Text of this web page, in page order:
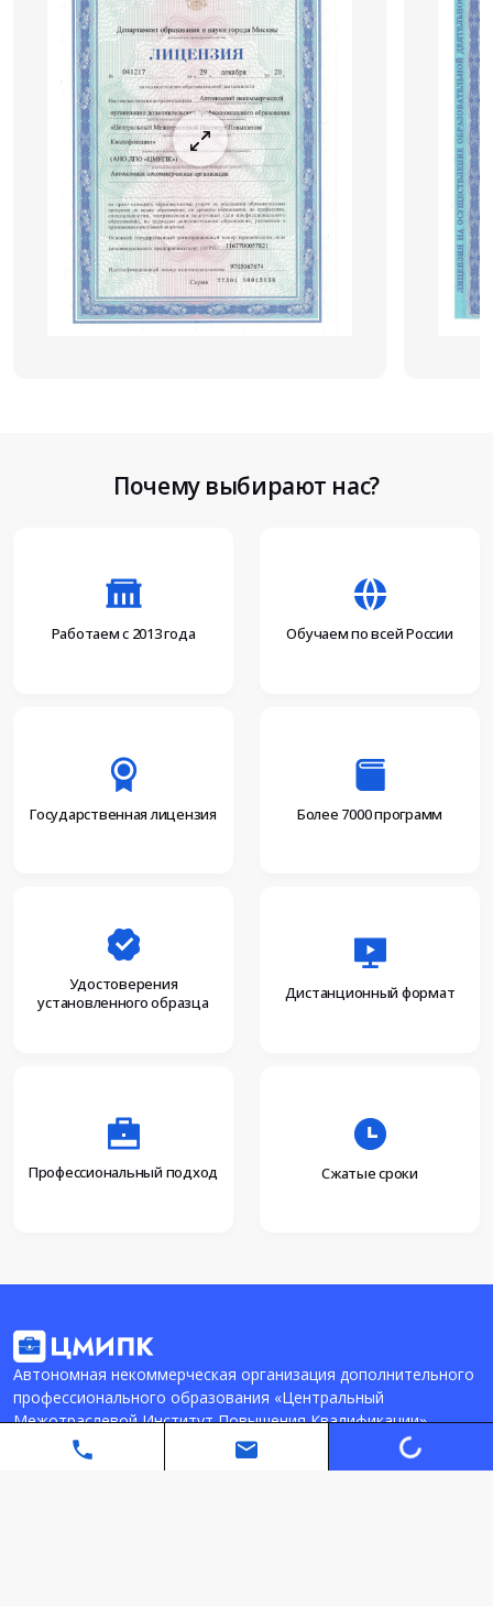
Loading...
Почему выбирают нас?
Работаем с 2013 года Обучаем по всей России
Государственная лицензия Более 7000 программ
Удостоверения
установленного образца
Дистанционный формат
Профессиональный подход Сжатые сроки
Автономная некоммерческая организация дополнительного
профессионального образования «Центральный
Межотраслевой Институт Повышения Квалификации»